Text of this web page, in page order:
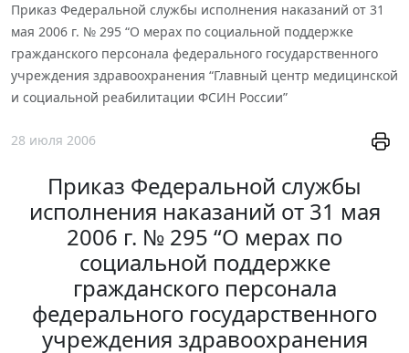
Приказ Федеральной службы исполнения наказаний от 31
мая 2006 г. № 295 “О мерах по социальной поддержке
гражданского персонала федерального государственного
учреждения здравоохранения “Главный центр медицинской
и социальной реабилитации ФСИН России”
28 июля 2006
Приказ Федеральной службы
исполнения наказаний от 31 мая
2006 г. № 295 “О мерах по
социальной поддержке
гражданского персонала
федерального государственного
учреждения здравоохранения